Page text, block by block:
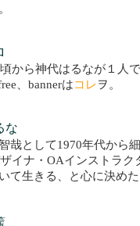
から神代はるなが１人
、bannerはコレヲ。
な
哉として1970年代から細
イナ・OAインストラク
て生きる、と心に決めた